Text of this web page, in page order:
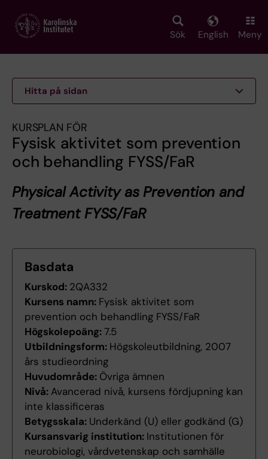
main
Sök English Meny
Hitta på sidan
KURSPLAN FÖR
Fysisk aktivitet som prevention
och behandling FYSS/FaR
Physical Activity as Prevention and
Treatment FYSS/FaR
Basdata
Kurskod: 2QA332
Kursens namn: Fysisk aktivitet som
prevention och behandling FYSS/FaR
Högskolepoäng:7.5
Utbildningsform: Högskoleutbildning, 2007
års studieordning
Huvudområde: Övriga ämnen
Nivå: Avancerad nivå, kursens fördjupning kan
inte klassificeras
Betygsskala: Underkänd (U) eller godkänd (G)
Kursansvarig institution: Institutionen för
neurobiologi, vårdvetenskap och samhälle